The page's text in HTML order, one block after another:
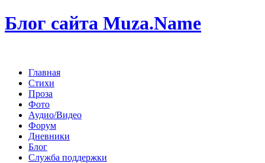
Блог сайта Muza.Name
Главная
Стихи
Проза
Фото
Аудио/Видео
Форум
Дневники
Блог
Служба поддержки